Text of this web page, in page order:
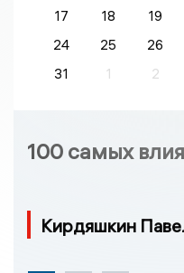
17
18 19
24
25 26
31
1 2
100 самых
Кирдяшкин